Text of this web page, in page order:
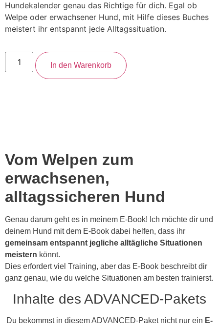
Hundekalender genau das Richtige für dich. Egal ob
Welpe oder erwachsener Hund, mit Hilfe dieses Buches
meistert ihr entspannt jede Alltagssituation.
In den Warenkorb
Vom Welpen zum
erwachsenen,
alltagssicheren Hund
Genau darum geht es in meinem E-Book! Ich möchte dir und
deinem Hund mit dem E-Book dabei helfen, dass ihr
gemeinsam entspannt jegliche alltägliche Situationen
meistern könnt.
Dies erfordert viel Training, aber das E-Book beschreibt dir
ganz genau, wie du welche Situationen am besten trainierst.
Inhalte des ADVANCED-Pakets
Du bekommst in diesem ADVANCED-Paket nicht nur ein E-